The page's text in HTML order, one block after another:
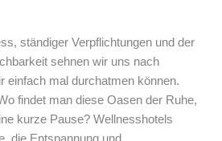
ständiger Verpflichtungen und der
sehnen wir uns nach
einfach mal durchatmen können.
findet man diese Oasen der Ruhe,
kurze Pause? Wellnesshotels